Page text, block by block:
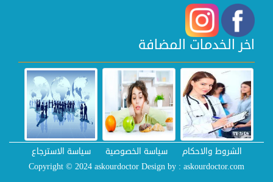
اخر الخدمات المضافة
الشروط والاحكام سياسة الخصوصية
سياسة الاسترجاع
Copyright © 2024 askourdoctor Design by : askourdoctor.com